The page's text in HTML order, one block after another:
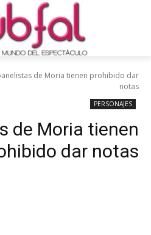
de Moria tienen prohibido dar
notas
PERSONAJES
de Moria tienen
dar notas